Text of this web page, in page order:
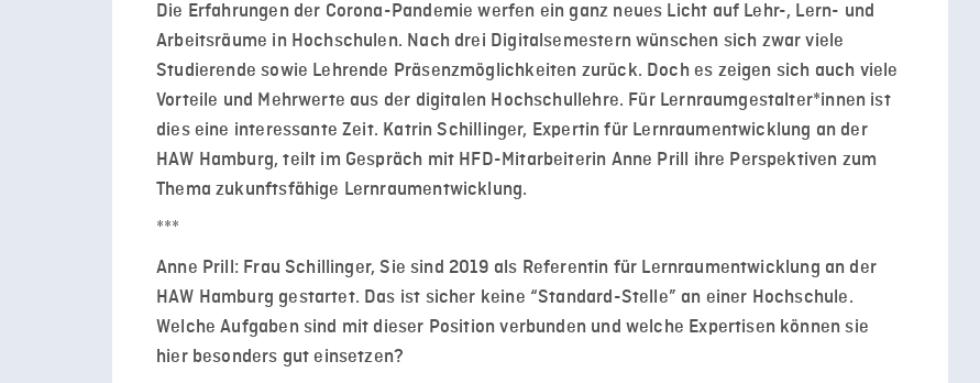
Die Erfahrungen der Corona-Pandemie werfen ein ganz neues Licht auf Lehr-, Lern- und
Arbeitsräume in Hochschulen. Nach drei Digitalsemestern wünschen sich zwar viele
Studierende sowie Lehrende Präsenzmöglichkeiten zurück. Doch es zeigen sich auch viele
Vorteile und Mehrwerte aus der digitalen Hochschullehre. Für Lernraumgestalter*innen ist
dies eine interessante Zeit. Katrin Schillinger, Expertin für Lernraumentwicklung an der
HAW Hamburg, teilt im Gespräch mit HFD-Mitarbeiterin Anne Prill ihre Perspektiven zum
Thema zukunftsfähige Lernraumentwicklung.
***
Anne Prill: Frau Schillinger, Sie sind 2019 als Referentin für Lernraumentwicklung an der
HAW Hamburg gestartet. Das ist sicher keine “Standard-Stelle” an einer Hochschule.
Welche Aufgaben sind mit dieser Position verbunden und welche Expertisen können sie
hier besonders gut einsetzen?